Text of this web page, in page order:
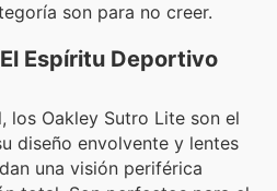
son para no creer.
Espíritu Deportivo
los Oakley Sutro Lite son el
diseño envolvente y lentes
una visión periférica